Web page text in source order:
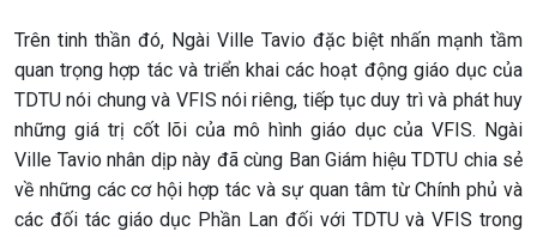
Trên tinh thần đó, Ngài Ville Tavio đặc biệt nhấn mạnh tầm
quan trọng hợp tác và triển khai các hoạt động giáo dục của
TDTU nói chung và VFIS nói riêng, tiếp tục duy trì và phát huy
những giá trị cốt lõi của mô hình giáo dục của VFIS. Ngài
Ville Tavio nhân dịp này đã cùng Ban Giám hiệu TDTU chia sẻ
về những các cơ hội hợp tác và sự quan tâm từ Chính phủ và
các đối tác giáo dục Phần Lan đối với TDTU và VFIS trong